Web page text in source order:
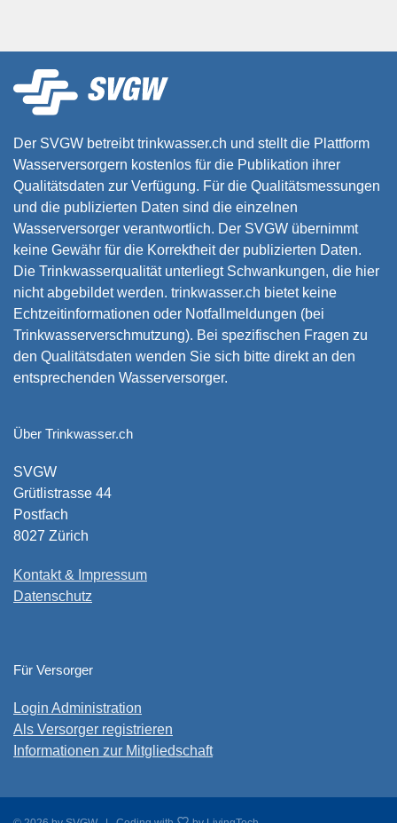
Der SVGW betreibt trinkwasser.ch und stellt die Plattform
Wasserversorgern kostenlos für die Publikation ihrer
Qualitätsdaten zur Verfügung. Für die Qualitätsmessungen
und die publizierten Daten sind die einzelnen
Wasserversorger verantwortlich. Der SVGW übernimmt
keine Gewähr für die Korrektheit der publizierten Daten.
Die Trinkwasserqualität unterliegt Schwankungen, die hier
nicht abgebildet werden. trinkwasser.ch bietet keine
Echtzeitinformationen oder Notfallmeldungen (bei
Trinkwasserverschmutzung). Bei spezifischen Fragen zu
den Qualitätsdaten wenden Sie sich bitte direkt an den
entsprechenden Wasserversorger.
Über Trinkwasser.ch
SVGW
Grütlistrasse 44
Postfach
8027 Zürich
Kontakt & Impressum
Datenschutz
Für Versorger
Login Administration
Als Versorger registrieren
Informationen zur Mitgliedschaft